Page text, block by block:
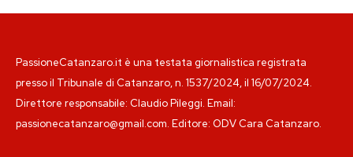
PassioneCatanzaro.it è una testata giornalistica registrata
presso il Tribunale di Catanzaro, n. 1537/2024, il 16/07/2024.
Direttore responsabile: Claudio Pileggi. Email:
passionecatanzaro@gmail.com. Editore: ODV Cara Catanzaro.